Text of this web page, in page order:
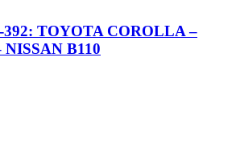
TOYOTA COROLLA –
B110